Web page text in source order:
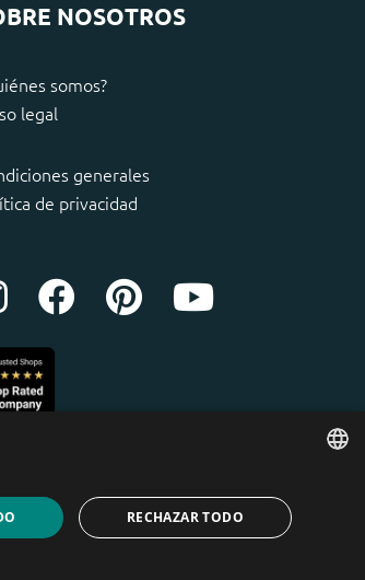
NOSOTROS
somos?
legal
generales
de privacidad
S.L.
ENGLISH
DUTCH
RECHAZAR TODO